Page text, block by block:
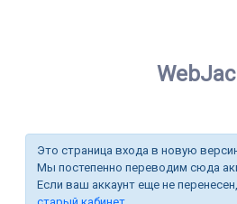
Это страница входа в новую
Мы постепенно переводим сюда
Если ваш аккаунт еще не